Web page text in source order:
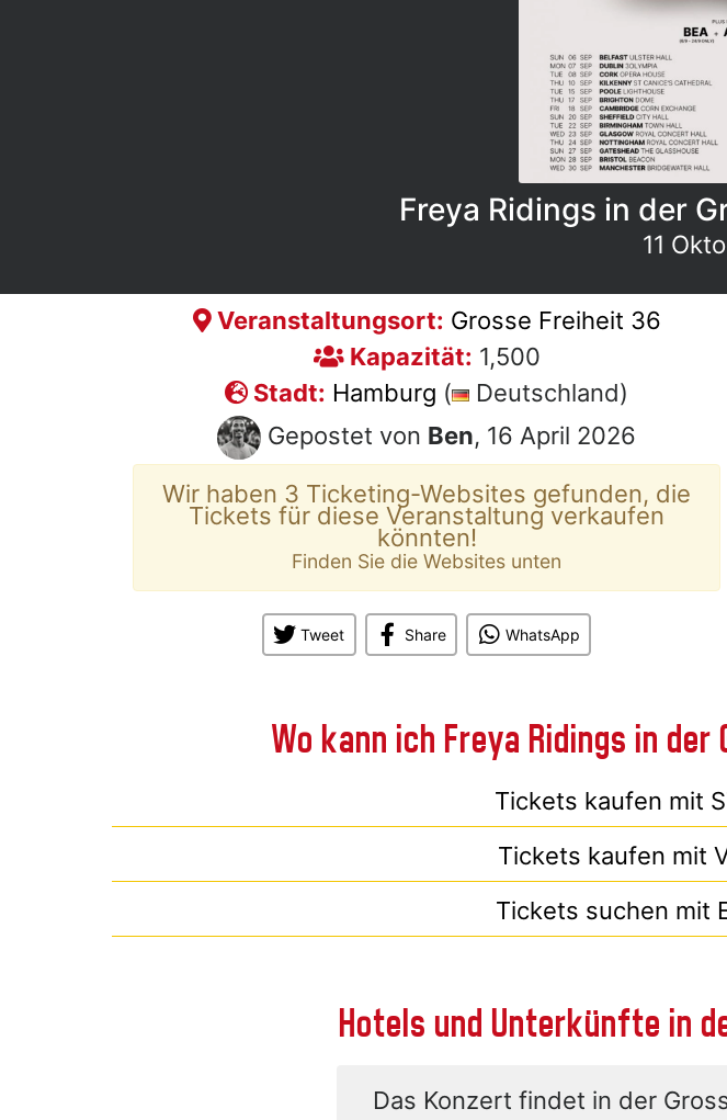
Freya Ridings in der
11
Veranstaltungsort: Grosse Freiheit 36
Kapazität: 1,500
Stadt: Hamburg (
Deutschland)
Gepostet von Ben, 16 April 2026
Wir haben 3 Ticketing-Websites gefunden, die
Tickets für diese Veranstaltung verkaufen
könnten!
Finden Sie die Websites unten
Tweet Share WhatsApp
Wo kann ich Freya Ridings in
Tickets kaufen mit
Tickets kaufen mit
Tickets suchen mit
Hotels und Unterkünfte in
Das Konzert findet in der